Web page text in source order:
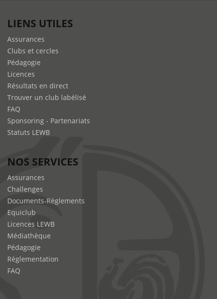
LIENS UTILES
Assurances
Clubs et cercles
Pédagogie
Licences
Résultats en direct
Trouver un club labélisé
FAQ
Sponsoring - Partenariats
Statuts LEWB
NOS SERVICES
Assurances
Challenges
Documents-Règlements
Equiclub
Licences LEWB
Médiathèque
Pédagogie
Règlementation
FAQ